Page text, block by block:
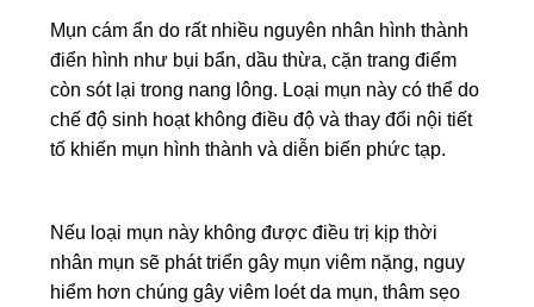
Mụn cám ẩn do rất nhiều nguyên nhân hình thành
điển hình như bụi bẩn, dầu thừa, cặn trang điểm
còn sót lại trong nang lông. Loại mụn này có thể do
chế độ sinh hoạt không điều độ và thay đổi nội tiết
tố khiến mụn hình thành và diễn biến phức tạp.
Nếu loại mụn này không được điều trị kịp thời
nhân mụn sẽ phát triển gây mụn viêm nặng, nguy
hiểm hơn chúng gây viêm loét da mụn, thâm sẹo